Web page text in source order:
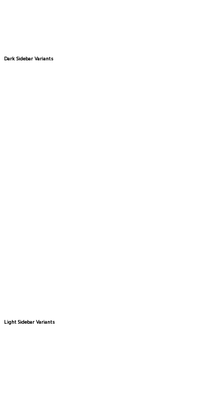
Dark Sidebar Variants
Light Sidebar Variants